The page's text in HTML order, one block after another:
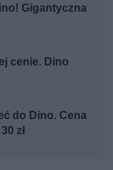
Gigantyczna
cenie. Dino
do Dino. Cena
zł